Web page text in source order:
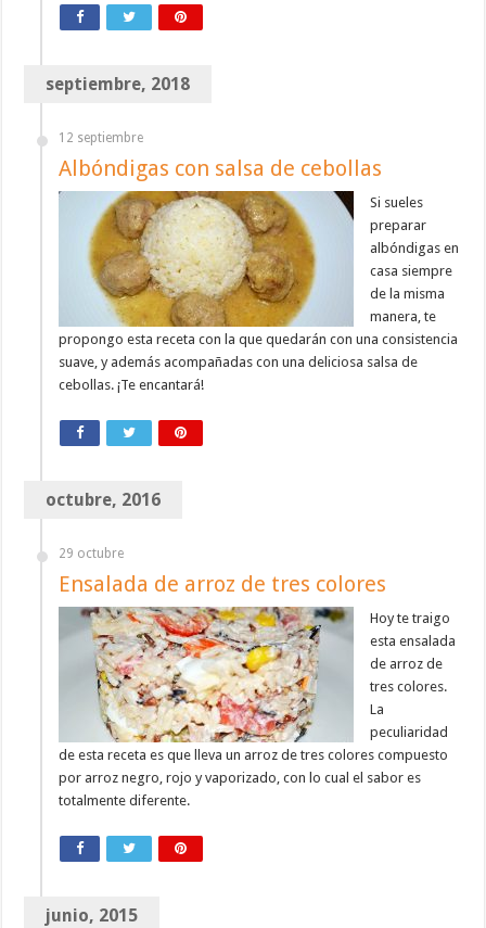
septiembre, 2018
12 septiembre
Albóndigas con salsa de cebollas
Si sueles
preparar
albóndigas en
casa siempre
de la misma
manera, te
propongo esta receta con la que quedarán con una consistencia
suave, y además acompañadas con una deliciosa salsa de
cebollas. ¡Te encantará!
octubre, 2016
29 octubre
Ensalada de arroz de tres colores
Hoy te traigo
esta ensalada
de arroz de
tres colores.
La
peculiaridad
de esta receta es que lleva un arroz de tres colores compuesto
por arroz negro, rojo y vaporizado, con lo cual el sabor es
totalmente diferente.
junio, 2015